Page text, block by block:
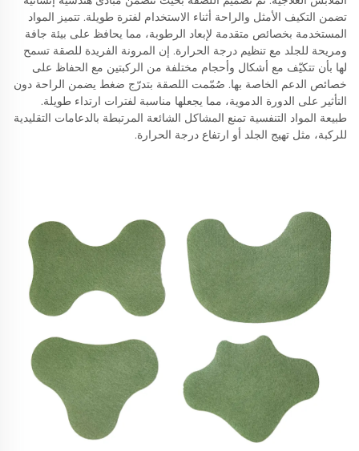
تضمن التكيف الأمثل والراحة أثناء الاستخدام لفترة طويلة. تتميز المواد
المستخدمة بخصائص متقدمة لإبعاد الرطوبة، مما يحافظ على بيئة جافة
ومريحة للجلد مع تنظيم درجة الحرارة. إن المرونة الفريدة للصقة تسمح
لها بأن تتكيّف مع أشكال وأحجام مختلفة من الركبتين مع الحفاظ على
خصائص الدعم الخاصة بها. صُمّمت اللصقة بتدرّج ضغط يضمن الراحة دون
التأثير على الدورة الدموية، مما يجعلها مناسبة لفترات ارتداء طويلة.
طبيعة المواد التنفسية تمنع المشاكل الشائعة المرتبطة بالدعامات التقليدية
للركبة، مثل تهيج الجلد أو ارتفاع درجة الحرارة.